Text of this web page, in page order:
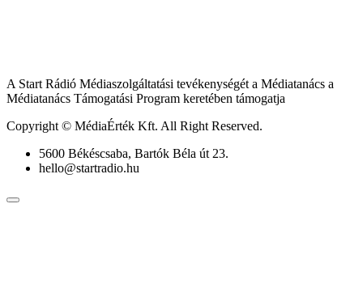
A Start Rádió Médiaszolgáltatási tevékenységét a Médiatanács a
Médiatanács Támogatási Program keretében támogatja
Copyright © MédiaÉrték Kft. All Right Reserved.
5600 Békéscsaba, Bartók Béla út 23.
hello@startradio.hu